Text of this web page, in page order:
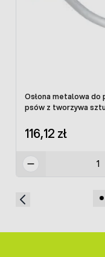
Osłona metalowa do
psów z tworzywa
116,12 zł